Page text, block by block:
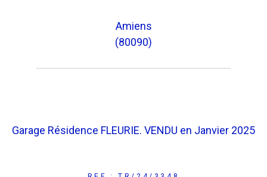
Amiens
(80090)
Garage Résidence FLEURIE. VENDU en Janvier 2025